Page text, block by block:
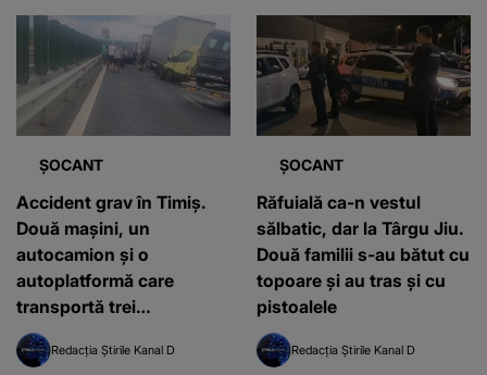
ȘOCANT
Accident grav în Timiș.
Două mașini, un
autocamion şi o
autoplatformă care
transportă trei
autoturisme s-au ciocnit
violentRedacția Știrile Kanal D
ȘOCANT
Răfuială ca-n vestul
sălbatic, dar la Târgu Jiu.
Două familii s-au bătut cu
topoare și au tras și cu
pistoalele
Redacția Știrile Kanal D